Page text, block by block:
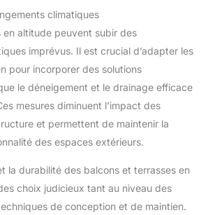
climatiques
en altitude peuvent subir des
imprévus. Il est crucial d’adapter les
pour incorporer des solutions
le déneigement et le drainage efficace
mesures diminuent l’impact des
et permettent de maintenir la
des espaces extérieurs.
la durabilité des balcons et terrasses en
choix judicieux tant au niveau des
de conception et de maintien.